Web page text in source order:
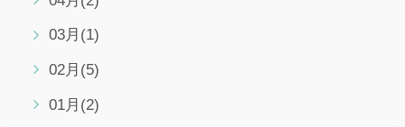
03月(1)
02月(5)
01月(2)